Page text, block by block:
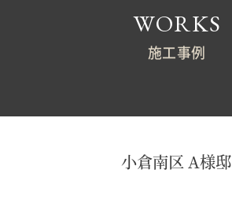
WORKS
施工事例
小倉南区 A様邸